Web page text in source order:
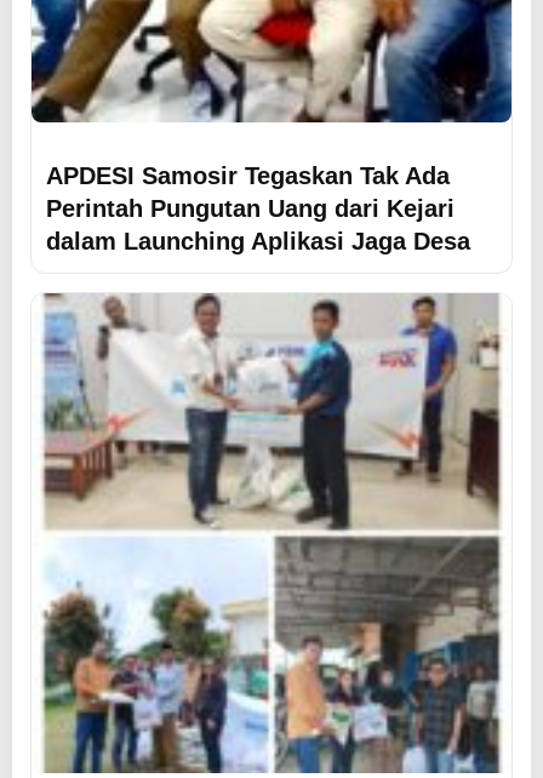
APDESI Samosir Tegaskan Tak Ada
Perintah Pungutan Uang dari Kejari
dalam Launching Aplikasi Jaga Desa